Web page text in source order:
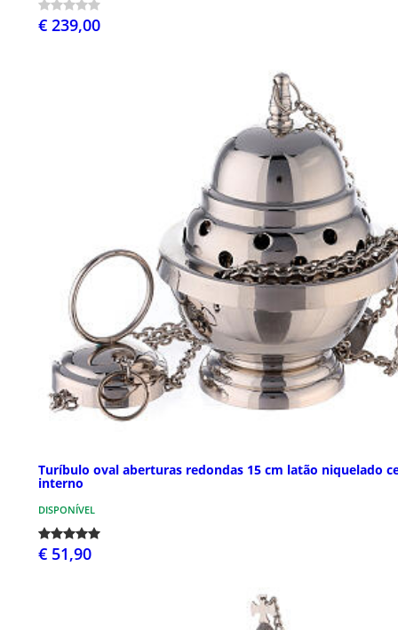
€ 239,00
Turíbulo oval aberturas redondas 15 cm latão niquelado
interno
DISPONÍVEL
€ 51,90